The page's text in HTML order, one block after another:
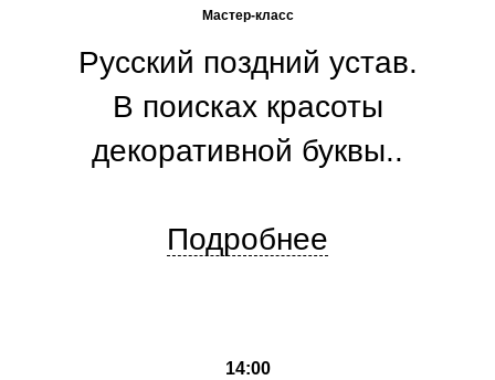
Мастер-класс
Русский поздний устав.
В поисках красоты
декоративной буквы..
Подробнее
14:00